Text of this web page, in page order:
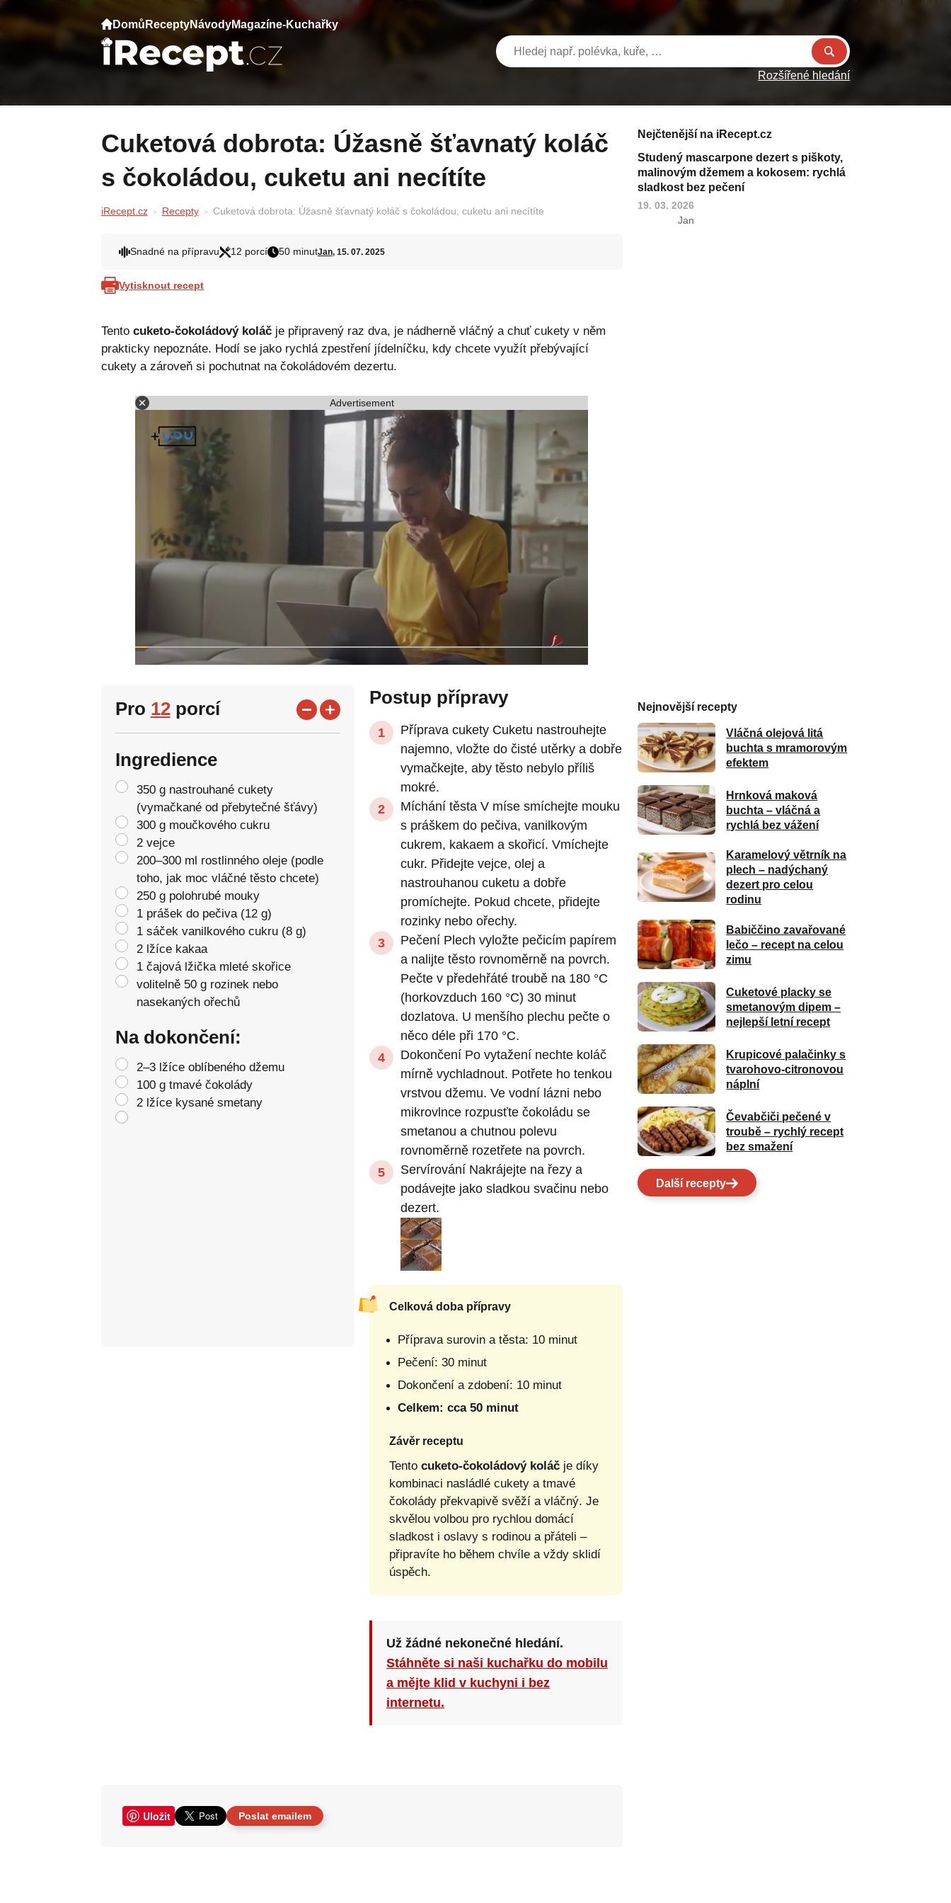
Domů ReceptyNávodyMagazíne-Kuchařky
Rozšířené hledání
Cuketová dobrota: Úžasně šťavnatý koláč
s čokoládou, cuketu ani necítíte
iRecept.cz Recepty Cuketová dobrota: Úžasně šťavnatý koláč s čokoládou, cuketu ani necítíte
Snadné na přípravu 12 porcí 50 minutJan, 15. 07. 2025
Vytisknout recept
Tento cuketo-čokoládový koláčje připravený raz dva, je nádherně vláčný a chuť cukety v něm
prakticky nepoznáte. Hodí se jako rychlá zpestření jídelníčku, kdy chcete využít přebývající
cukety a zároveň si pochutnat na čokoládovém dezertu.
Advertisement
Pro 12porcí
Ingredience
350 g nastrouhané cukety
(vymačkané od přebytečné šťávy)
300 g moučkového cukru
2 vejce
200–300 ml rostlinného oleje (podle
toho, jak moc vláčné těsto chcete)
250 g polohrubé mouky
1 prášek do pečiva (12 g)
1 sáček vanilkového cukru (8 g)
2 lžíce kakaa
1 čajová lžička mleté skořice
volitelně 50 g rozinek nebo
nasekaných ořechů
Na dokončení:
2–3 lžíce oblíbeného džemu
100 g tmavé čokolády
2 lžíce kysané smetany
Postup přípravy
Příprava cukety Cuketu nastrouhejte
najemno, vložte do čisté utěrky a dobře
vymačkejte, aby těsto nebylo příliš
mokré.
Míchání těsta V míse smíchejte mouku
s práškem do pečiva, vanilkovým
cukrem, kakaem a skořicí. Vmíchejte
cukr. Přidejte vejce, olej a
nastrouhanou cuketu a dobře
promíchejte. Pokud chcete, přidejte
rozinky nebo ořechy.
Pečení Plech vyložte pečicím papírem
a nalijte těsto rovnoměrně na povrch.
Pečte v předehřáté troubě na 180 °C
(horkovzduch 160 °C) 30 minut
dozlatova. U menšího plechu pečte o
něco déle při 170 °C.
Dokončení Po vytažení nechte koláč
mírně vychladnout. Potřete ho tenkou
vrstvou džemu. Ve vodní lázni nebo
mikrovlnce rozpusťte čokoládu se
smetanou a chutnou polevu
rovnoměrně rozetřete na povrch.
Servírování Nakrájejte na řezy a
podávejte jako sladkou svačinu nebo
dezert.
Celková doba přípravy
Příprava surovin a těsta: 10 minut
Pečení: 30 minut
Dokončení a zdobení: 10 minut
Celkem: cca 50 minut
Závěr receptu
Tento cuketo-čokoládový koláčje díky
kombinaci nasládlé cukety a tmavé
čokolády překvapivě svěží a vláčný. Je
skvělou volbou pro rychlou domácí
sladkost i oslavy s rodinou a přáteli –
připravíte ho během chvíle a vždy sklidí
úspěch.
Už žádné nekonečné hledání.
Stáhněte si naši kuchařku do mobilu
a mějte klid v kuchyni i bez
internetu.
Uložit Poslat emailem
Nejčtenější na iRecept.cz
Studený mascarpone dezert s piškoty,
malinovým džemem a kokosem: rychlá
sladkost bez pečení
19. 03. 2026
Jan
Nejnovější recepty
Vláčná olejová litá
buchta s mramorovým
efektem
Hrnková maková
buchta – vláčná a
rychlá bez vážení
Karamelový větrník na
plech – nadýchaný
dezert pro celou
rodinu
Babiččino zavařované
lečo – recept na celou
zimu
Cuketové placky se
smetanovým dipem –
nejlepší letní recept
Krupicové palačinky s
tvarohovo-citronovou
náplní
Čevabčiči pečené v
troubě – rychlý recept
bez smažení
Další recepty